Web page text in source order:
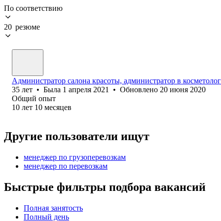
По соответствию
20 резюме
Администратор салона красоты, администратор в
35 лет • Была 1 апреля 2021 • Обновлено 20 июня 2020
Общий опыт
10 лет 10 месяцев
Другие пользователи ищут
менеджер по грузоперевозкам
менеджер по перевозкам
Быстрые фильтры подбора вакансий
Полная занятость
Полный день